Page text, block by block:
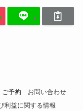
ご予約
お問い合わせ
利益に関する情報